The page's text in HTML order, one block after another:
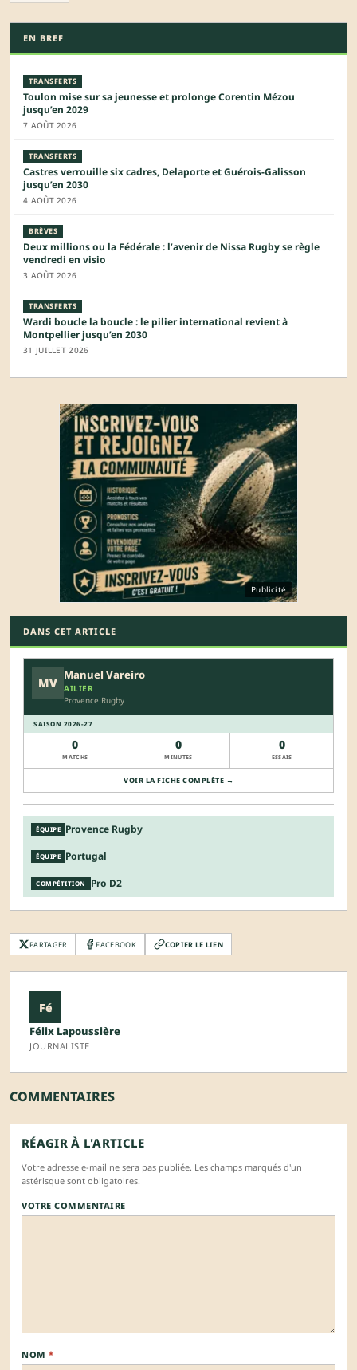
EN BREF
TRANSFERTS
Toulon mise sur sa jeunesse et prolonge Corentin Mézou
jusqu’en 2029
7 AOÛT 2026
TRANSFERTS
Castres verrouille six cadres, Delaporte et Guérois-Galisson
jusqu’en 2030
4 AOÛT 2026
BRÈVES
Deux millions ou la Fédérale : l’avenir de Nissa Rugby se règle
vendredi en visio
3 AOÛT 2026
TRANSFERTS
Wardi boucle la boucle : le pilier international revient à
Montpellier jusqu’en 2030
31 JUILLET 2026
Publicité
DANS CET ARTICLE
MV
Manuel Vareiro
AILIER
Provence Rugby
SAISON 2026-27
0
MATCHS
0
MINUTES
0
ESSAIS
VOIR LA FICHE COMPLÈTE →
ÉQUIPE Provence Rugby
ÉQUIPE Portugal
COMPÉTITION Pro D2
PARTAGER FACEBOOK COPIER LE LIEN
Fé
Félix Lapoussière
JOURNALISTE
COMMENTAIRES
RÉAGIR À L'ARTICLE
Votre adresse e-mail ne sera pas publiée. Les champs marqués d'un
astérisque sont obligatoires.
VOTRE COMMENTAIRE
NOM *